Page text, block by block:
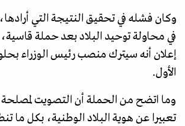
وكان فشله في تحقيق النتيجة التي
في محاولة توحيد البلاد بعد حملة
إعلان أنه سيترك منصب رئيس الوزراء
الأول.
وما اتضح من الحملة أن التصويت
تعبيرا عن هوية البلاد الوطنية، بكل ما